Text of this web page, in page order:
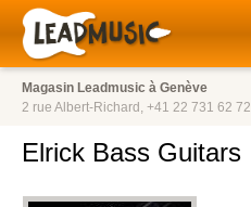
Magasin Leadmusic à Genève
2 rue Albert-Richard, +41 22 731 62 72
Elrick Bass Guitars